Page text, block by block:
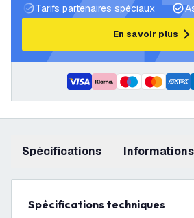
Tarifs partenaires spéciaux
En savoir plus
Spécifications
Spécifications techniques